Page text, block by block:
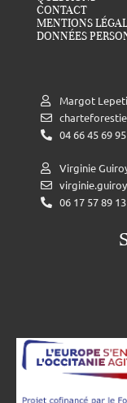
CONTACT
MENTIONS
DONNÉES
Margot
04 66 45 69 95
Virginie
06 17 57 89 13